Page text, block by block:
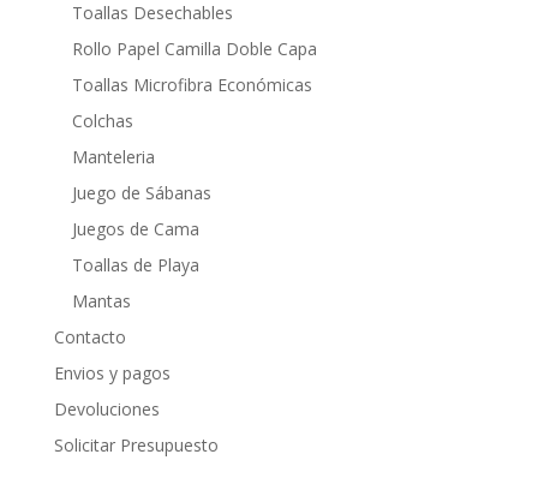
Toallas Desechables
Rollo Papel Camilla Doble Capa
Toallas Microfibra Económicas
Colchas
Manteleria
Juego de Sábanas
Juegos de Cama
Toallas de Playa
Mantas
Contacto
Envios y pagos
Devoluciones
Solicitar Presupuesto